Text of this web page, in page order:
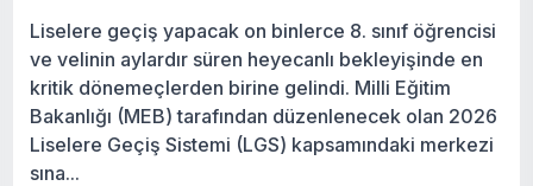
Liselere geçiş yapacak on binlerce 8. sınıf öğrencisi
ve velinin aylardır süren heyecanlı bekleyişinde en
kritik dönemeçlerden birine gelindi. Milli Eğitim
Bakanlığı (MEB) tarafından düzenlenecek olan 2026
Liselere Geçiş Sistemi (LGS) kapsamındaki merkezi
sına...